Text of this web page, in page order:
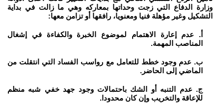
وزارة الدفاع التي زجت وحداتها بمعاركه وهي ما زالت في بداية
التشكيل وغير مؤهلة فنيا ومعنويا، رافقها أو تزامن معها:
أ. عدم إعارة الاهتمام لموضوع الخبرة والكفاءة في إشغال
المناصب المهمة.
ب. عدم وجود خطط للتعامل مع رواسب الفساد التي انتقلت من
الماضي إلى الحاضر.
ج. عدم التنبه أو الشك باحتمالات وجود جهد خفي شبه منظم
للإعاقة والتخريب وإن كان محدودا.